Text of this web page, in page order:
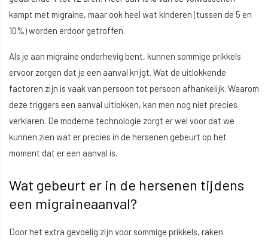
kampt met migraine, maar ook heel wat kinderen (tussen de 5 en
10%) worden erdoor getroffen.
Als je aan migraine onderhevig bent, kunnen sommige prikkels
ervoor zorgen dat je een aanval krijgt. Wat de uitlokkende
factoren zijn is vaak van persoon tot persoon afhankelijk. Waarom
deze triggers een aanval uitlokken, kan men nog niet precies
verklaren. De moderne technologie zorgt er wel voor dat we
kunnen zien wat er precies in de hersenen gebeurt op het
moment dat er een aanval is.
Wat gebeurt er in de hersenen tijdens
een migraineaanval?
Door het extra gevoelig zijn voor sommige prikkels, raken